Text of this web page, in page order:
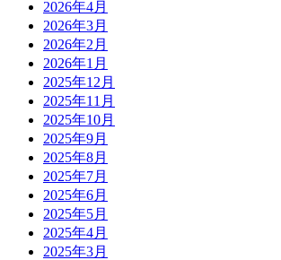
2026年4月
2026年3月
2026年2月
2026年1月
2025年12月
2025年11月
2025年10月
2025年9月
2025年8月
2025年7月
2025年6月
2025年5月
2025年4月
2025年3月